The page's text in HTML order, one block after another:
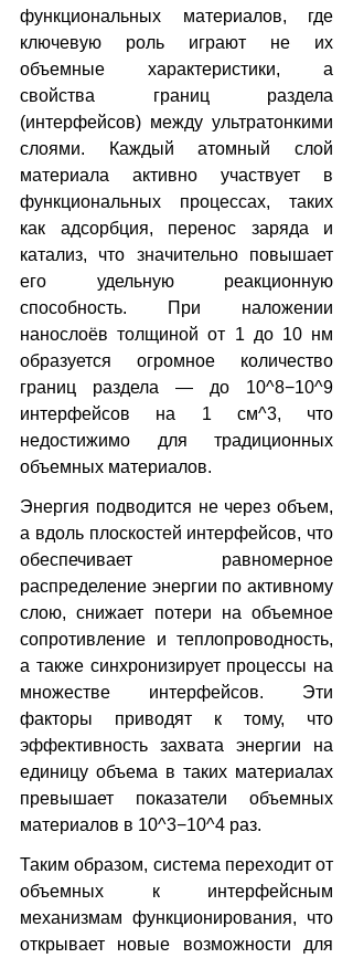
функциональных материалов, где
ключевую роль играют не их
объемные характеристики, а
свойства границ раздела
(интерфейсов) между ультратонкими
слоями. Каждый атомный слой
материала активно участвует в
функциональных процессах, таких
как адсорбция, перенос заряда и
катализ, что значительно повышает
его удельную реакционную
способность. При наложении
нанослоёв толщиной от 1 до 10 нм
образуется огромное количество
границ раздела — до 10^8−10^9
интерфейсов на 1 см^3, что
недостижимо для традиционных
объемных материалов.
Энергия подводится не через объем,
а вдоль плоскостей интерфейсов, что
обеспечивает равномерное
распределение энергии по активному
слою, снижает потери на объемное
сопротивление и теплопроводность,
а также синхронизирует процессы на
множестве интерфейсов. Эти
факторы приводят к тому, что
эффективность захвата энергии на
единицу объема в таких материалах
превышает показатели объемных
материалов в 10^3−10^4 раз.
Таким образом, система переходит от
объемных к интерфейсным
механизмам функционирования, что
открывает новые возможности для